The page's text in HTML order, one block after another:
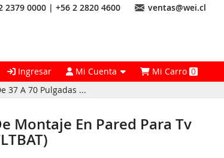
2379 0000 | +56 2 2820 4600 ventas@wei.cl
Ingresar Mi Cuenta Mi Carro0
37 A 70 Pulgadas ...
Montaje En Pared Para Tv